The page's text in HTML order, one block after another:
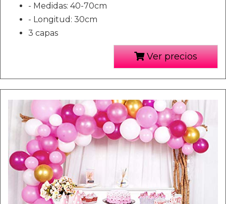
- Medidas: 40-70cm
- Longitud: 30cm
3 capas
Ver precios